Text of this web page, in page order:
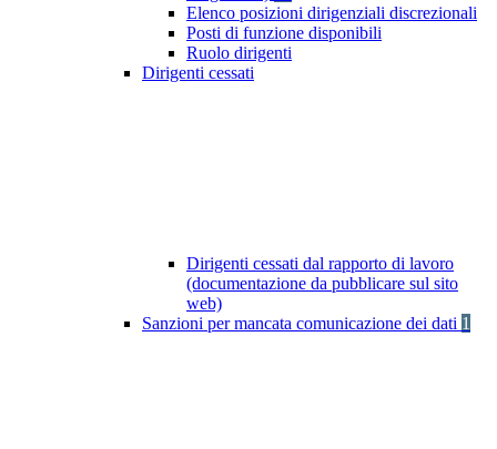
Elenco posizioni dirigenziali discrezionali
Posti di funzione disponibili
Ruolo dirigenti
Dirigenti cessati
Dirigenti cessati dal rapporto di lavoro
(documentazione da pubblicare sul sito
web)
Sanzioni per mancata comunicazione dei dati 1